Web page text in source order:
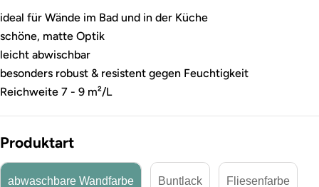
ideal für Wände im Bad und in der Küche
schöne, matte Optik
leicht abwischbar
besonders robust & resistent gegen Feuchtigkeit
Reichweite 7 - 9 m²/L
Produktart
abwaschbare Wandfarbe Buntlack Fliesenfarbe